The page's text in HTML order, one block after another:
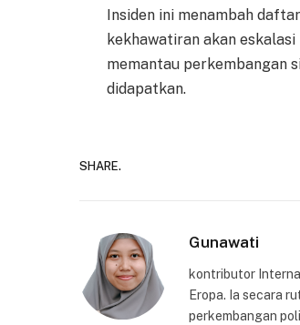
Insiden ini menambah
kekhawatiran akan
memantau perkembangan
didapatkan.
SHARE.
Gunawati
kontributor
Eropa. Ia secara
perkembangan